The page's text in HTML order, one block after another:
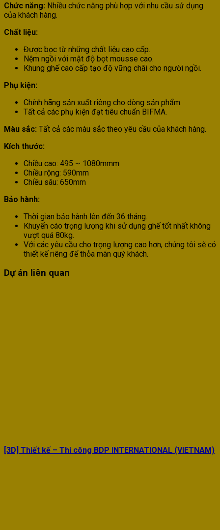
Chức năng: Nhiều chức năng phù hợp với nhu cầu sử dụng
của khách hàng.
Chất liệu:
Được bọc từ những chất liệu cao cấp.
Nệm ngồi với mật độ bọt mousse cao.
Khung ghế cao cấp tạo độ vững chãi cho người ngồi.
Phụ kiện:
Chính hãng sản xuất riêng cho dòng sản phẩm.
Tất cả các phụ kiện đạt tiêu chuẩn BIFMA.
Màu sắc: Tất cả các màu sắc theo yêu cầu của khách hàng.
Kích thước:
Chiều cao: 495 ~ 1080mmm
Chiều rộng: 590mm
Chiều sâu: 650mm
Bảo hành:
Thời gian bảo hành lên đến 36 tháng.
Khuyến cáo trọng lượng khi sử dụng ghế tốt nhất không
vượt quá 80kg.
Với các yêu cầu cho trọng lượng cao hơn, chúng tôi sẽ có
thiết kế riêng để thỏa mãn quý khách.
Dự án liên quan
[3D] Thiết kế – Thi công BDP INTERNATIONAL (VIETNAM)